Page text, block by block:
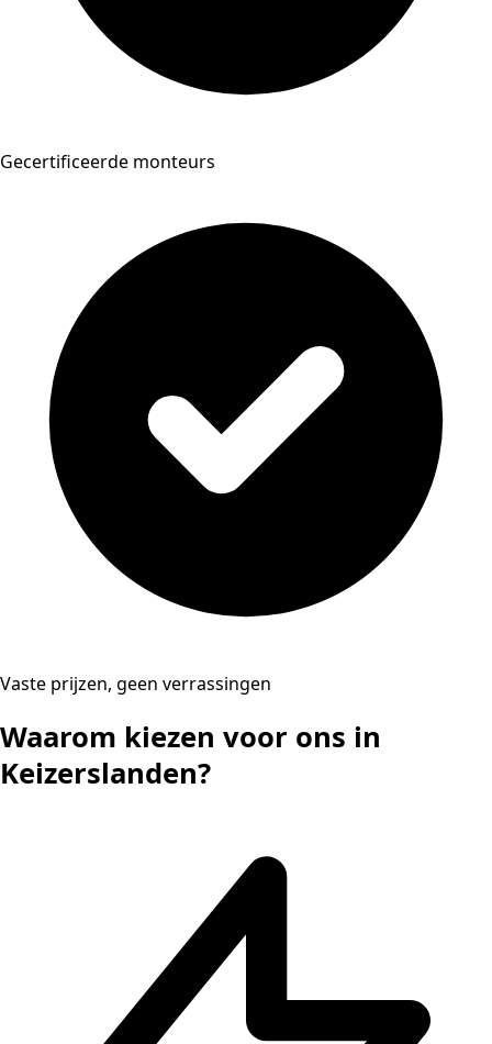
Gecertificeerde monteurs
Vaste prijzen, geen verrassingen
Waarom kiezen voor ons in
Keizerslanden?